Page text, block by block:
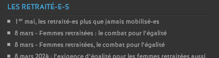
LES RETRAITÉ-E-S
1 er mai, les retraité-es plus que jamais mobilisé-es
8 mars - Femmes retraitées : le combat pour l’égalité
8 mars - Femmes retraitées, le combat pour l’égalité